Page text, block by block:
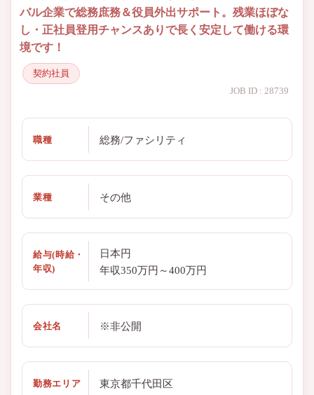
バル企業で総務庶務＆役員外出サポート。残業ほぼな
し・正社員登用チャンスありで長く安定して働ける環
境です！
契約社員
JOB ID : 28739
職種 総務/ファシリティ
業種 その他
給与(時給・
年収)
日本円
年収350万円～400万円
会社名 ※非公開
勤務エリア 東京都千代田区